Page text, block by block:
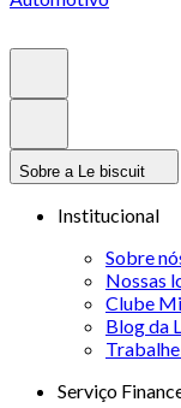
Sobre a Le biscuit
Institucional
Sobre
Nossas
Clube
Blog da
Serviço